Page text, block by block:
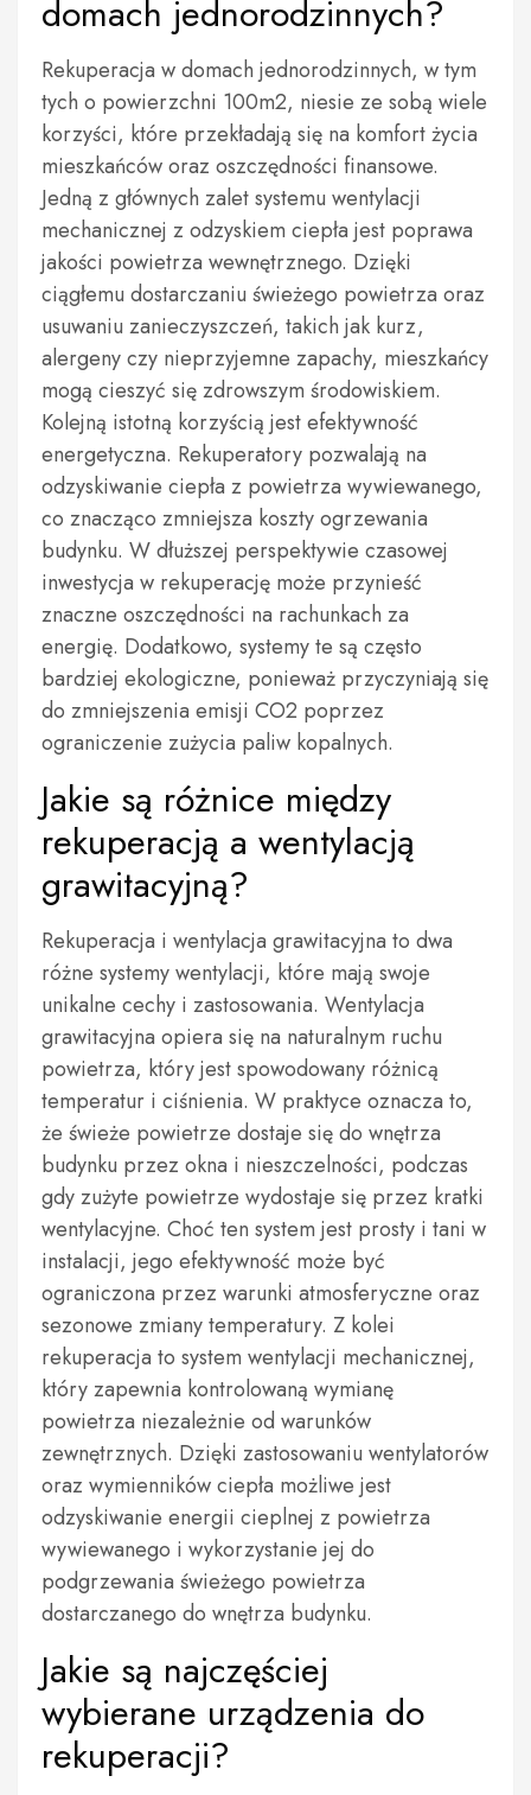
domach jednorodzinnych?
Rekuperacja w domach jednorodzinnych, w tym
tych o powierzchni 100m2, niesie ze sobą wiele
korzyści, które przekładają się na komfort życia
mieszkańców oraz oszczędności finansowe.
Jedną z głównych zalet systemu wentylacji
mechanicznej z odzyskiem ciepła jest poprawa
jakości powietrza wewnętrznego. Dzięki
ciągłemu dostarczaniu świeżego powietrza oraz
usuwaniu zanieczyszczeń, takich jak kurz,
alergeny czy nieprzyjemne zapachy, mieszkańcy
mogą cieszyć się zdrowszym środowiskiem.
Kolejną istotną korzyścią jest efektywność
energetyczna. Rekuperatory pozwalają na
odzyskiwanie ciepła z powietrza wywiewanego,
co znacząco zmniejsza koszty ogrzewania
budynku. W dłuższej perspektywie czasowej
inwestycja w rekuperację może przynieść
znaczne oszczędności na rachunkach za
energię. Dodatkowo, systemy te są często
bardziej ekologiczne, ponieważ przyczyniają się
do zmniejszenia emisji CO2 poprzez
ograniczenie zużycia paliw kopalnych.
Jakie są różnice między
rekuperacją a wentylacją
grawitacyjną?
Rekuperacja i wentylacja grawitacyjna to dwa
różne systemy wentylacji, które mają swoje
unikalne cechy i zastosowania. Wentylacja
grawitacyjna opiera się na naturalnym ruchu
powietrza, który jest spowodowany różnicą
temperatur i ciśnienia. W praktyce oznacza to,
że świeże powietrze dostaje się do wnętrza
budynku przez okna i nieszczelności, podczas
gdy zużyte powietrze wydostaje się przez kratki
wentylacyjne. Choć ten system jest prosty i tani w
instalacji, jego efektywność może być
ograniczona przez warunki atmosferyczne oraz
sezonowe zmiany temperatury. Z kolei
rekuperacja to system wentylacji mechanicznej,
który zapewnia kontrolowaną wymianę
powietrza niezależnie od warunków
zewnętrznych. Dzięki zastosowaniu wentylatorów
oraz wymienników ciepła możliwe jest
odzyskiwanie energii cieplnej z powietrza
wywiewanego i wykorzystanie jej do
podgrzewania świeżego powietrza
dostarczanego do wnętrza budynku.
Jakie są najczęściej
wybierane urządzenia do
rekuperacji?